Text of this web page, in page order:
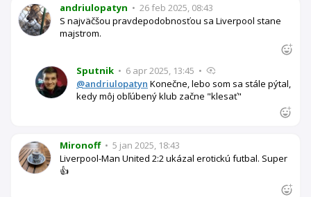
andriulopatyn • 26 feb 2025, 08:43
S najväčšou pravdepodobnosťou sa Liverpool stane
majstrom.
Sputnik • 6 apr 2025, 13:45 •
@andriulopatyn Konečne, lebo som sa stále pýtal,
kedy môj obľúbený klub začne "klesať"
Mironoff • 5 jan 2025, 18:43
Liverpool-Man United 2:2 ukázal erotickú futbal. Super
👍